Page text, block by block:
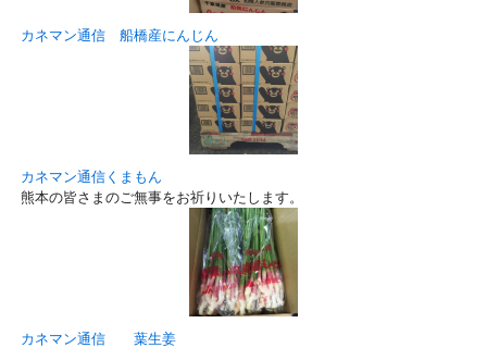
カネマン通信 船橋産にんじん
カネマン通信くまもん
熊本の皆さまのご無事をお祈りいたします。
カネマン通信 葉生姜